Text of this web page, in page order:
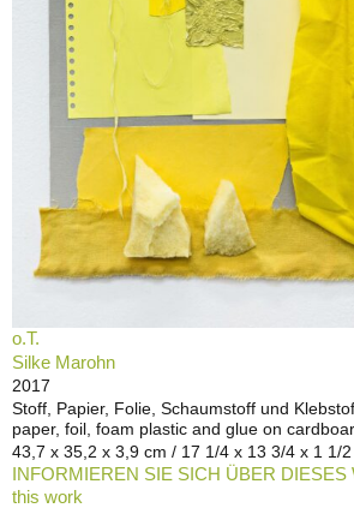
o.T.
Silke Marohn
2017
Stoff, Papier, Folie, Schaumstoff und
paper, foil, foam plastic and glue on
43,7 x 35,2 x 3,9 cm / 17 1/4 x 13 3/4 x 1 1/2
INFORMIEREN SIE SICH ÜBER DIESES
this work